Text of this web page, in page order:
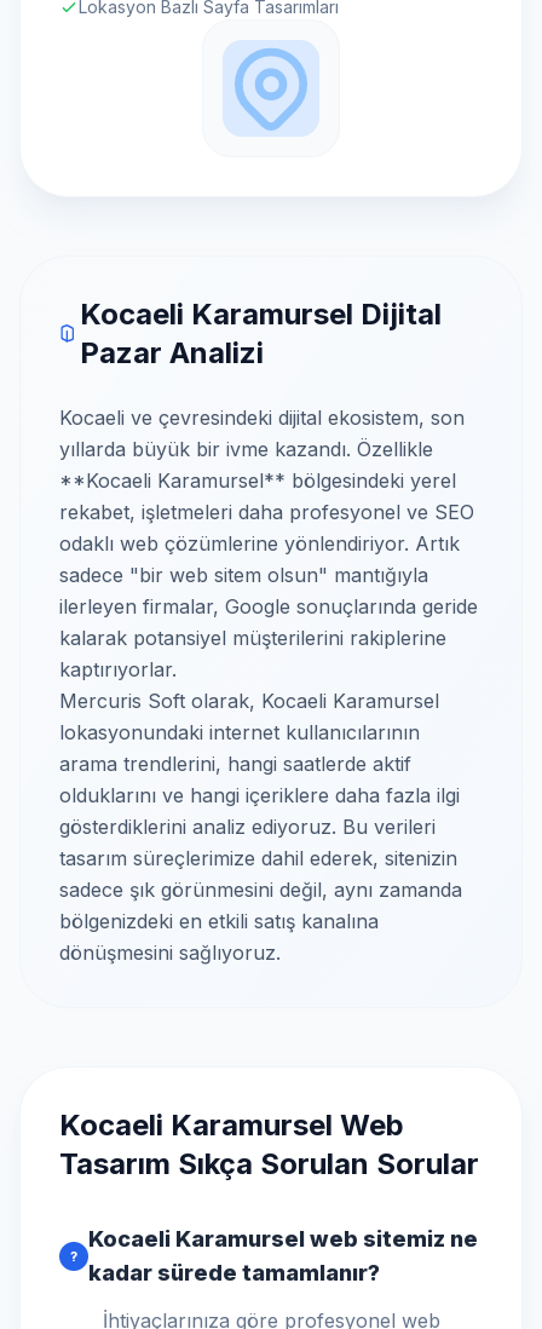
Lokasyon Bazlı Sayfa Tasarımları
Kocaeli Karamursel Dijital
Pazar Analizi
Kocaeli ve çevresindeki dijital ekosistem, son
yıllarda büyük bir ivme kazandı. Özellikle
**Kocaeli Karamursel** bölgesindeki yerel
rekabet, işletmeleri daha profesyonel ve SEO
odaklı web çözümlerine yönlendiriyor. Artık
sadece "bir web sitem olsun" mantığıyla
ilerleyen firmalar, Google sonuçlarında geride
kalarak potansiyel müşterilerini rakiplerine
kaptırıyorlar.
Mercuris Soft olarak, Kocaeli Karamursel
lokasyonundaki internet kullanıcılarının
arama trendlerini, hangi saatlerde aktif
olduklarını ve hangi içeriklere daha fazla ilgi
gösterdiklerini analiz ediyoruz. Bu verileri
tasarım süreçlerimize dahil ederek, sitenizin
sadece şık görünmesini değil, aynı zamanda
bölgenizdeki en etkili satış kanalına
dönüşmesini sağlıyoruz.
Kocaeli Karamursel Web
Tasarım Sıkça Sorulan Sorular
?
Kocaeli Karamursel web sitemiz ne
kadar sürede tamamlanır?
İhtiyaçlarınıza göre profesyonel web